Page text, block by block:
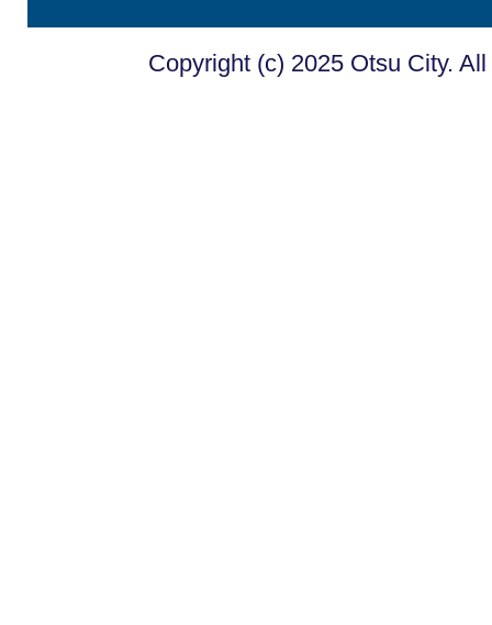
Copyright (c) 2025 Otsu City.